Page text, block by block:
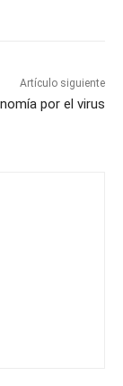
Artículo siguiente
por el virus